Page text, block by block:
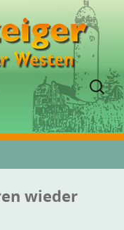
springen
Suchen
nach:
wieder